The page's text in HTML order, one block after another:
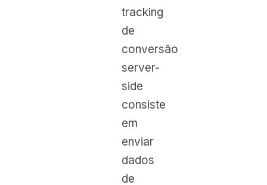
tracking
de
conversão
server-
side
consiste
em
enviar
dados
de